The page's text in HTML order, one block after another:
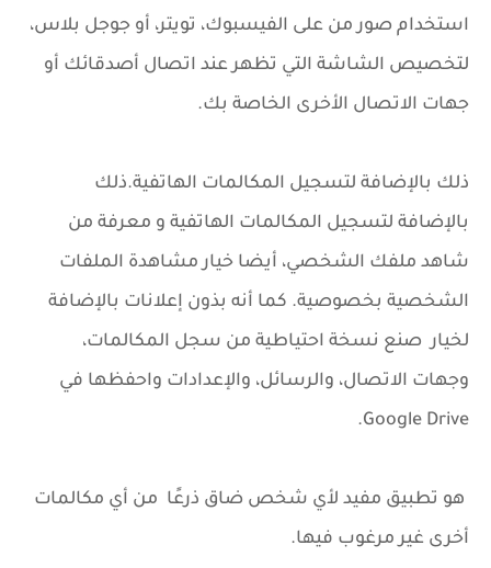
استخدام صور من على الفيسبوك، تويتر، أو جوجل بلاس،
لتخصيص الشاشة التي تظهر عند اتصال أصدقائك أو
جهات الاتصال الأخرى الخاصة بك.
ذلك بالإضافة لتسجيل المكالمات الهاتفية.ذلك
بالإضافة لتسجيل المكالمات الهاتفية و معرفة من
شاهد ملفك الشخصي، أيضا خيار مشاهدة الملفات
الشخصية بخصوصية. كما أنه بذون إعلانات بالإضافة
لخيار صنع نسخة احتياطية من سجل المكالمات،
وجهات الاتصال، والرسائل، والإعدادات واحفظها في
Google Drive.
هو تطبيق مفيد لأي شخص ضاق ذرعًا من أي مكالمات
أخرى غير مرغوب فيها.